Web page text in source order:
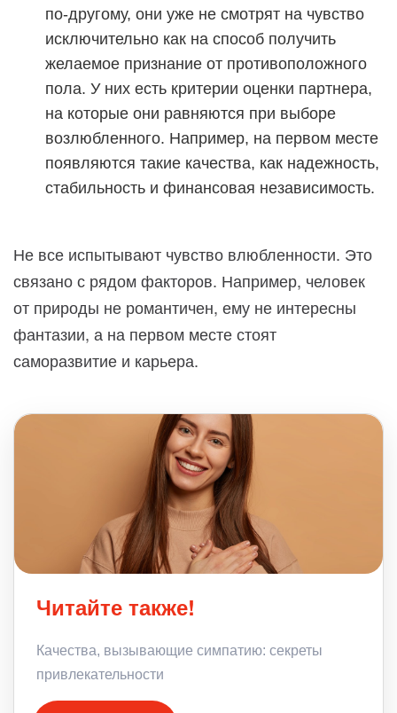
по-другому, они уже не смотрят на чувство
исключительно как на способ получить
желаемое признание от противоположного
пола. У них есть критерии оценки партнера,
на которые они равняются при выборе
возлюбленного. Например, на первом месте
появляются такие качества, как надежность,
стабильность и финансовая независимость.
Не все испытывают чувство влюбленности. Это
связано с рядом факторов. Например, человек
от природы не романтичен, ему не интересны
фантазии, а на первом месте стоят
саморазвитие и карьера.
Читайте также!
Качества, вызывающие симпатию: секреты
привлекательности